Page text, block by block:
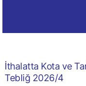
İthalatta Kota ve
Tebliğ 2026/4